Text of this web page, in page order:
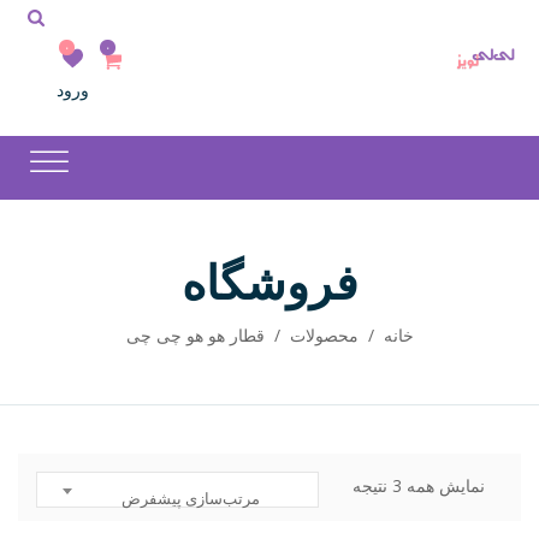
۰ ۰
ورود
فروشگاه
خانه / محصولات / قطار هو هو چی چی
نمایش همه 3 نتیجه
مرتب‌سازی پیشفرض